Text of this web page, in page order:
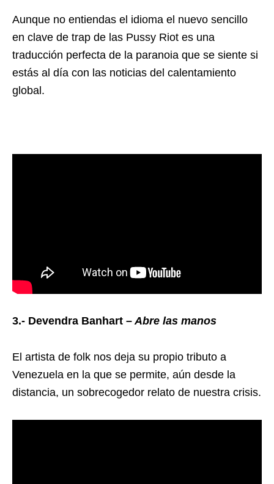
Aunque no entiendas el idioma el nuevo sencillo
en clave de trap de las Pussy Riot es una
traducción perfecta de la paranoia que se siente si
estás al día con las noticias del calentamiento
global.
3.- Devendra Banhart –Abre las manos
El artista de folk nos deja su propio tributo a
Venezuela en la que se permite, aún desde la
distancia, un sobrecogedor relato de nuestra crisis.